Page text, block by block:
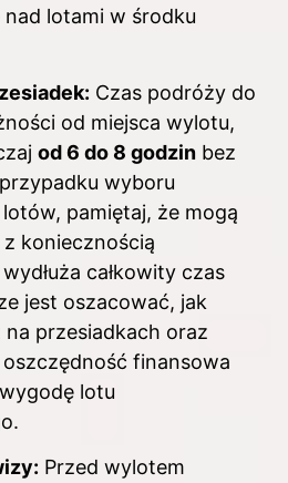
lotami w środku
Czas podróży do
od miejsca wylotu,
od 6 do 8 godzin bez
wyboru
pamiętaj, że mogą
koniecznością
całkowity czas
jest oszacować, jak
na przesiadkach oraz
finansowa
lotu
Przed wylotem